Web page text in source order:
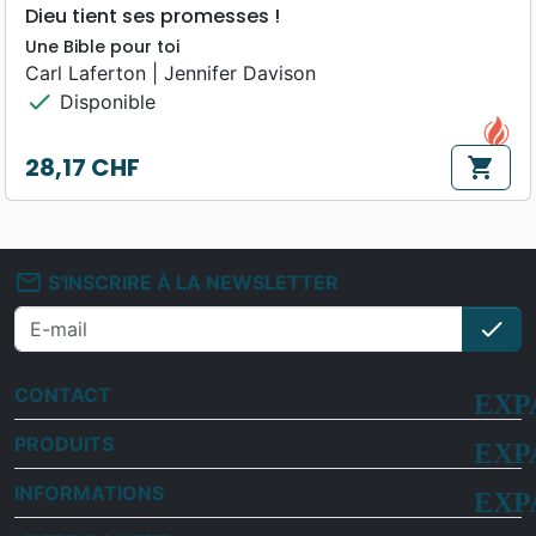
Dieu tient ses promesses !
Une Bible pour toi
Carl Laferton | Jennifer Davison
check Disponible
Prix
28,17 CHF shopping_cart
mail_outline S'INSCRIRE À LA NEWSLETTER
check
CONTACT
PRODUITS
INFORMATIONS